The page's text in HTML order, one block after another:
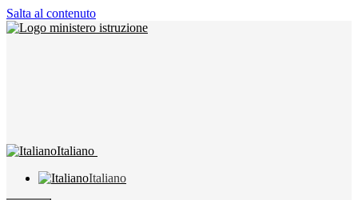
Salta al contenuto
Italiano
Italiano